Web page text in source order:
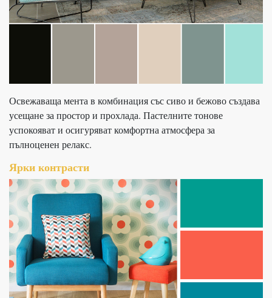
Освежаваща мента в комбинация със сиво и бежово създава
усещане за простор и прохлада. Пастелните тонове
успокояват и осигуряват комфортна атмосфера за
пълноценен релакс.
Ярки контрасти